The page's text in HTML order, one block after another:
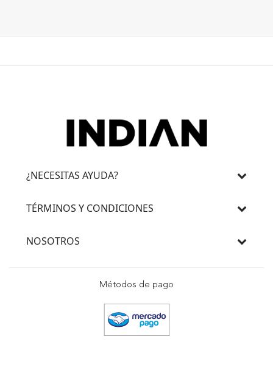
¿NECESITAS AYUDA?
TÉRMINOS Y CONDICIONES
NOSOTROS
Métodos de pago